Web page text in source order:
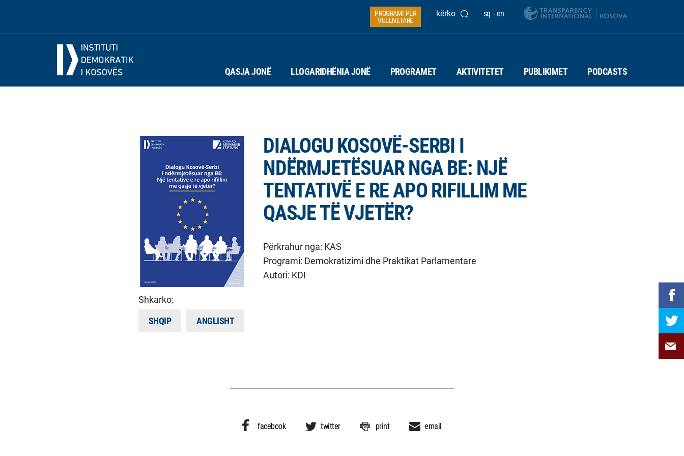
sq - en
kërko
PROGRAMI PËR
VULLNETARË
QASJA JONË LLOGARIDHËNIA JONË PROGRAMET AKTIVITETET PUBLIKIMET PODCASTS
DIALOGU KOSOVË-SERBI I
NDËRMJETËSUAR NGA BE: NJË
TENTATIVË E RE APO RIFILLIM ME
QASJE TË VJETËR?
Përkrahur nga: KAS
Programi: Demokratizimi dhe Praktikat Parlamentare
Autori: KDI
Shkarko:
SHQIP
ANGLISHT
facebook twitter print email